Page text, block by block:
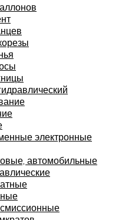
электронные
автомобильные